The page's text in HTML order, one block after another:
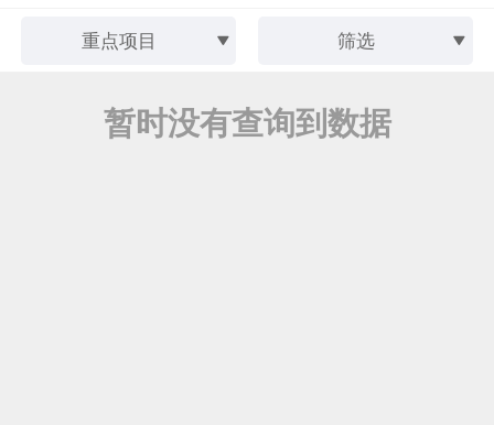
重点项目 筛选
暂时没有查询到数据